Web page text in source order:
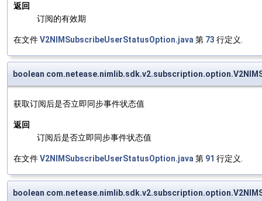
返回
订阅的有效期
在文件V2NIMSubscribeUserStatusOption.java 第 73 行定义.
boolean
获取订阅后是否立即同步事件状态值
返回
订阅后是否立即同步事件状态值
在文件V2NIMSubscribeUserStatusOption.java 第 91 行定义.
boolean